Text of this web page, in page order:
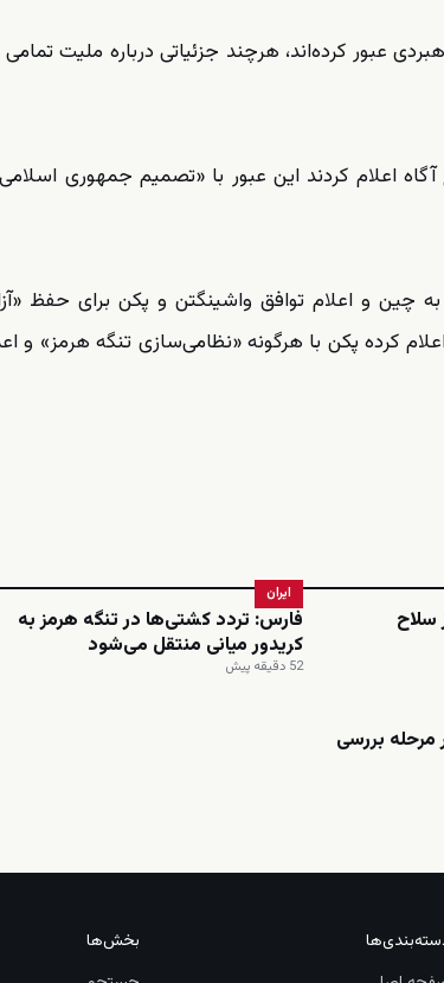
«بیش از ۳۰ کشتی» از این آبراه راهبردی عبور کرده‌اند، هرچند جزئیاتی درباره ملیت
اعلام کردند این عبور با «تصمیم جمهوری
چین و اعلام توافق واشینگتن و پکن برای حفظ
کرده پکن با هرگونه «نظامی‌سازی تنگه هرمز» و
سلاح
ایران
فارس: تردد کشتی‌ها در تنگه هرمز به
کریدور میانی منتقل می‌شود
52 دقیقه پیش
مرحله بررسی
بخش‌ها